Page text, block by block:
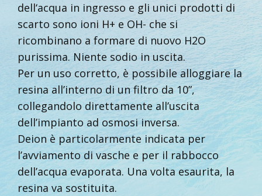
dell‘acqua in ingresso e gli unici prodotti di
scarto sono ioni H+ e OH- che si
ricombinano a formare di nuovo H2O
purissima. Niente sodio in uscita.
Per un uso corretto, è possibile alloggiare la
resina all’interno di un filtro da 10”,
collegandolo direttamente all’uscita
dell’impianto ad osmosi inversa.
Deion è particolarmente indicata per
l’avviamento di vasche e per il rabbocco
dell’acqua evaporata. Una volta esaurita, la
resina va sostituita.